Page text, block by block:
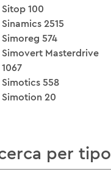
Sitop 100
Sinamics 2515
Simoreg 574
Simovert Masterdrive
1067
Simotics 558
Simotion 20
per tipo